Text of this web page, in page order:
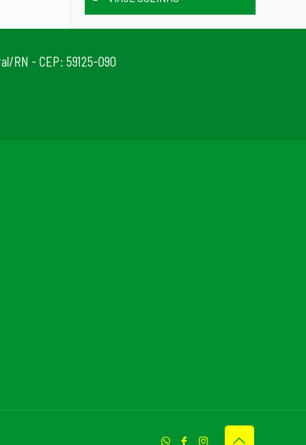
RN - CEP: 59125-090